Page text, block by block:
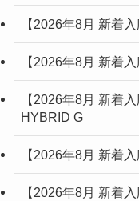
【2026年8月 新着
【2026年8月 新着
【2026年8月 新着
HYBRID G
【2026年8月 新着
【2026年8月 新着